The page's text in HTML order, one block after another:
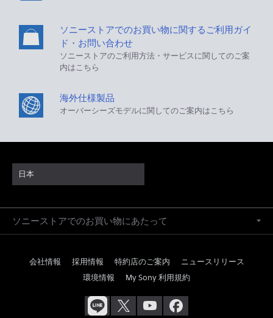
ソニーストアでのお買い物に関するご利用ガイ
ド・お問い合わせ
ソニーストアのご利用方法・サービスに関してのご案
内はこちら
海外仕様製品
オーバーシーズモデルに関してのご案内はこちら
日本
ソニーストアでのお買い物にあたって
会社情報 採用情報 特約店のご案内
ニュースリリース
環境情報
My Sony 利用規約